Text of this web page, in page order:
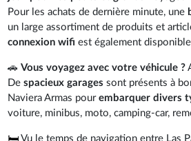
Pour les achats de dernière minute, une
un large assortiment de produits et
connexion wifi est également
🚗Vous voyagez avec votre véhicule ?
Despacieux garages sont présents à
Naviera Armas pourembarquer divers
voiture, minibus, moto, camping-car,
🛏️Vu le temps de navigation entre Las